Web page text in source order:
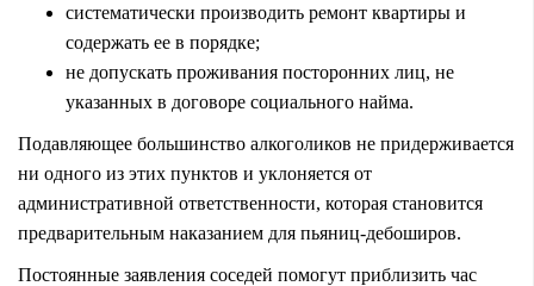
систематически производить ремонт квартиры и
содержать ее в порядке;
не допускать проживания посторонних лиц, не
указанных в договоре социального найма.
Подавляющее большинство алкоголиков не придерживается
ни одного из этих пунктов и уклоняется от
административной ответственности, которая становится
предварительным наказанием для пьяниц-дебоширов.
Постоянные заявления соседей помогут приблизить час